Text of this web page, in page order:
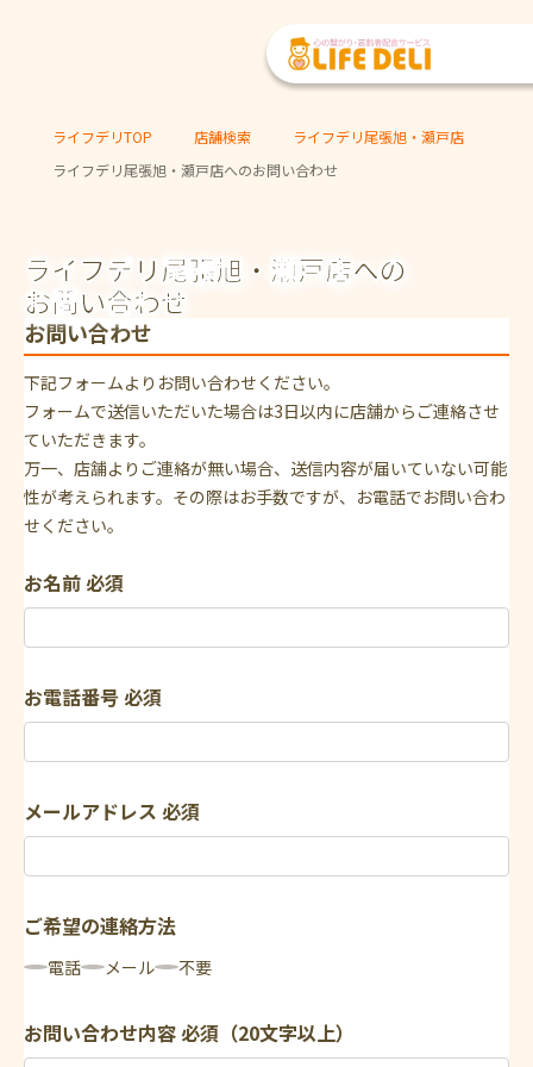
ライフデリTOP 店舗検索
ライフデリ尾張旭・瀬戸店
ライフデリ尾張旭・瀬戸店へのお問い合わせ
ライフデリ尾張旭・瀬戸店への
お問い合わせ
お問い合わせ
下記フォームよりお問い合わせください。
フォームで送信いただいた場合は3日以内に店舗からご連絡させ
ていただきます。
万一、店舗よりご連絡が無い場合、送信内容が届いていない可能
性が考えられます。その際はお手数ですが、お電話でお問い合わ
せください。
お名前必須
お電話番号必須
メールアドレス 必須
ご希望の連絡方法
電話 メール 不要
お問い合わせ内容必須（20文字以上）